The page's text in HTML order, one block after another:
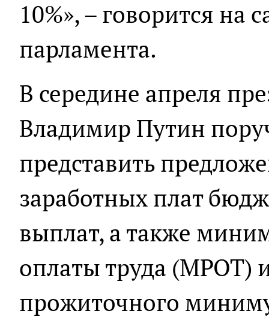
10%», – говорится на
парламента.
В середине апреля
Владимир Путин
представить
заработных плат
выплат, а также
оплаты труда (МРОТ)
прожиточного